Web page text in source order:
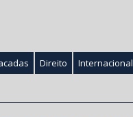
Direito Internacional